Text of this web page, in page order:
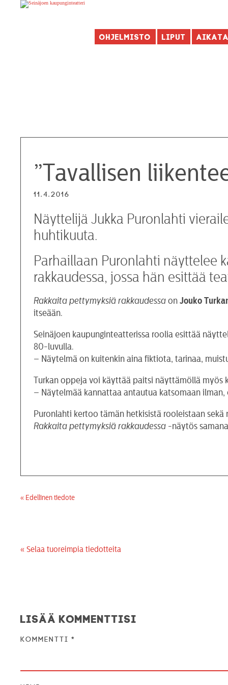
Ohjelmisto Liput
”Tavallisen
11.4.2016
Näyttelijä Jukka Puronlahti
huhtikuuta.
Parhaillaan Puronlahti näyttelee
rakkaudessa, jossa hän esittää
Rakkaita pettymyksiä rakkaudessa onJouko
itseään.
Seinäjoen kaupunginteatterissa roolia esittää
80-luvulla.
– Näytelmä on kuitenkin aina fiktiota, tarinaa,
Turkan oppeja voi käyttää paitsi näyttämöllä myös
– Näytelmää kannattaa antautua katsomaan
Puronlahti kertoo tämän hetkisistä rooleistaan
Rakkaita pettymyksiä rakkaudessa -näytös
« Edellinen tiedote
« Selaa tuoreimpia tiedotteita
Lisää kommenttisi
Kommentti*